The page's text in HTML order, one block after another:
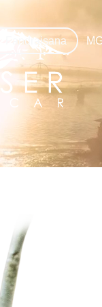
Fandraisana
FR